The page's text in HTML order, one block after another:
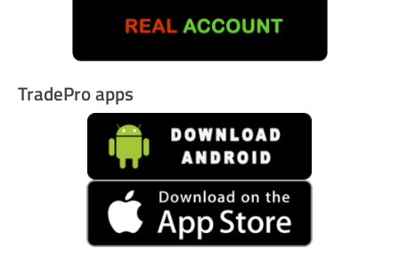
TradePro apps